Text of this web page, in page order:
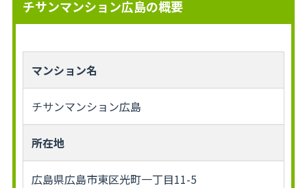
チサンマンション広島の概要
マンション名
チサンマンション広島
所在地
広島県広島市東区光町一丁目11-5